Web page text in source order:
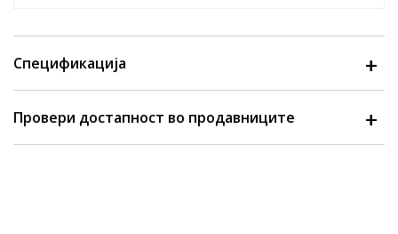
Спецификација
Провери достапност во продавниците